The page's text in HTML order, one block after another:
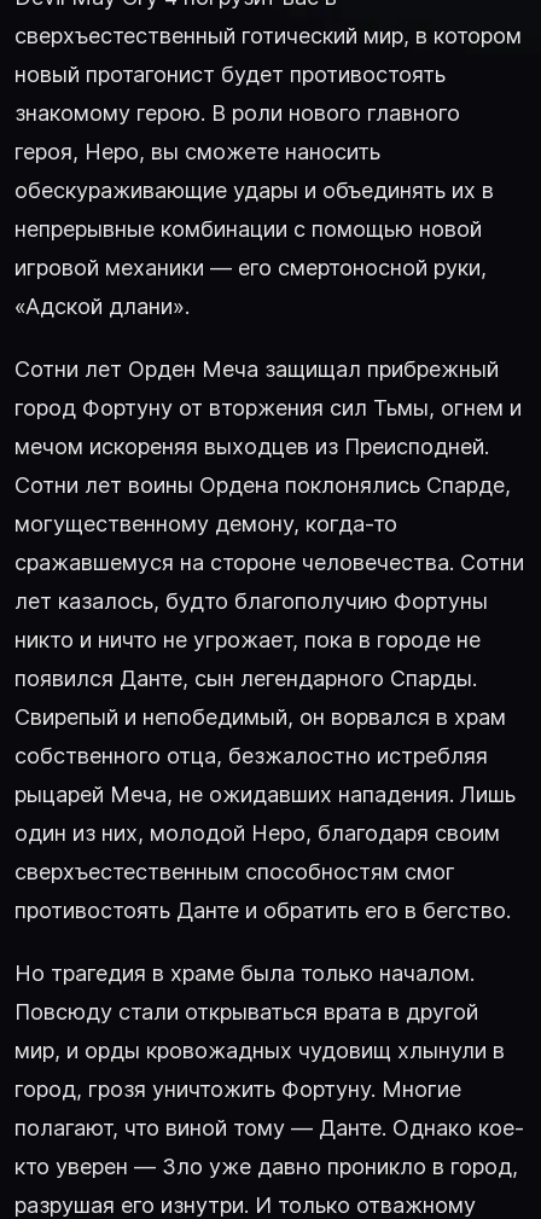
сверхъестественный готический мир, в котором
новый протагонист будет противостоять
знакомому герою. В роли нового главного
героя, Неро, вы сможете наносить
обескураживающие удары и объединять их в
непрерывные комбинации с помощью новой
игровой механики — его смертоносной руки,
«Адской длани».
Сотни лет Орден Меча защищал прибрежный
город Фортуну от вторжения сил Тьмы, огнем и
мечом искореняя выходцев из Преисподней.
Сотни лет воины Ордена поклонялись Спарде,
могущественному демону, когда-то
сражавшемуся на стороне человечества. Сотни
лет казалось, будто благополучию Фортуны
никто и ничто не угрожает, пока в городе не
появился Данте, сын легендарного Спарды.
Свирепый и непобедимый, он ворвался в храм
собственного отца, безжалостно истребляя
рыцарей Меча, не ожидавших нападения. Лишь
один из них, молодой Неро, благодаря своим
сверхъестественным способностям смог
противостоять Данте и обратить его в бегство.
Но трагедия в храме была только началом.
Повсюду стали открываться врата в другой
мир, и орды кровожадных чудовищ хлынули в
город, грозя уничтожить Фортуну. Многие
полагают, что виной тому — Данте. Однако кое-
кто уверен — Зло уже давно проникло в город,
разрушая его изнутри. И только отважному